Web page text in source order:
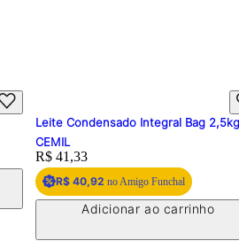
Leite Condensado Integral Bag 2,5kg
CEMIL
Price:
R$ 41,33
R$ 40,92 no Amigo Funchal
Adicionar ao carrinho